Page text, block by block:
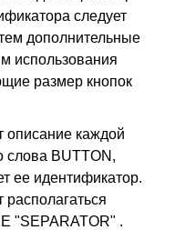
следует
дополнительные
использования
размер кнопок
описание каждой
слова BUTTON,
ее идентификатор.
"SEPARATOR" .